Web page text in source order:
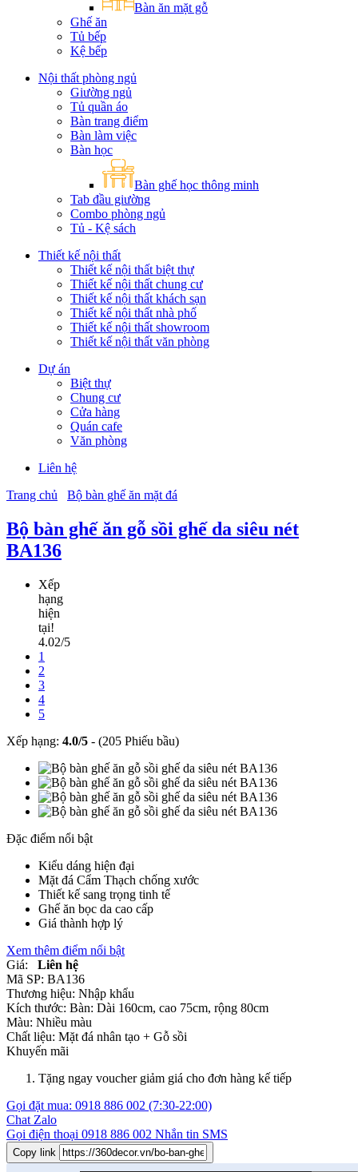
Bàn ăn mặt gỗ
Ghế ăn
Tủ bếp
Kệ bếp
Nội thất phòng ngủ
Giường ngủ
Tủ quần áo
Bàn trang điểm
Bàn làm việc
Bàn học
Bàn ghế học thông minh
Tab đầu giường
Combo phòng ngủ
Tủ - Kệ sách
Thiết kế nội thất
Thiết kế nội thất biệt thự
Thiết kế nội thất chung cư
Thiết kế nội thất khách sạn
Thiết kế nội thất nhà phố
Thiết kế nội thất showroom
Thiết kế nội thất văn phòng
Dự án
Biệt thự
Chung cư
Cửa hàng
Quán cafe
Văn phòng
Liên hệ
Trang chủ
Bộ bàn ghế ăn mặt đá
Bộ bàn ghế ăn gỗ sồi ghế da siêu nét
BA136
Xếp
hạng
hiện
tại!
4.02/5
1
2
3
4
5
Xếp hạng: 4.0/5 - (205 Phiếu bầu)
Đặc điểm nổi bật
Kiểu dáng hiện đại
Mặt đá Cẩm Thạch chống xước
Thiết kế sang trọng tinh tế
Ghế ăn bọc da cao cấp
Giá thành hợp lý
Xem thêm điểm nổi bật
Giá:
Liên hệ
Mã SP: BA136
Thương hiệu: Nhập khẩu
Kích thước: Bàn: Dài 160cm, cao 75cm, rộng 80cm
Màu: Nhiều màu
Chất liệu: Mặt đá nhân tạo + Gỗ sồi
Khuyến mãi
Tặng ngay voucher giảm giá cho đơn hàng kế tiếp
Gọi đặt mua: 0918 886 002 (7:30-22:00)
Chat Zalo
Gọi điện thoại 0918 886 002 Nhắn tin SMS
Copy link